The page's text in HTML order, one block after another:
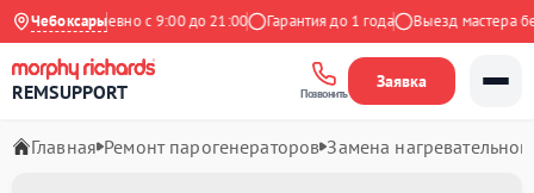
Чебоксары
Ежедневно с 9:00 до 21:00 Гарантия до 1 года Выезд мастера
REMSUPPORT Позвонить
Заявка
Главная Ремонт парогенераторов Замена